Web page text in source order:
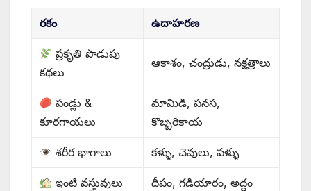
రకం ఉదాహరణ
ప్రకృతి పొడుపు
కథలు
ఆకాశం, చంద్రుడు, నక్షత్రాలు
పండ్లు &
కూరగాయలు
మామిడి, పనస,
కొబ్బరికాయ
శరీర భాగాలు కళ్ళు, చెవులు, పళ్ళు
ఇంటి వస్తువులు దీపం, గడియారం, అద్దం